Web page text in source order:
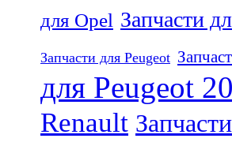
для Opel Запчасти
Запчасти для Peugeot
для Peugeot
Renault